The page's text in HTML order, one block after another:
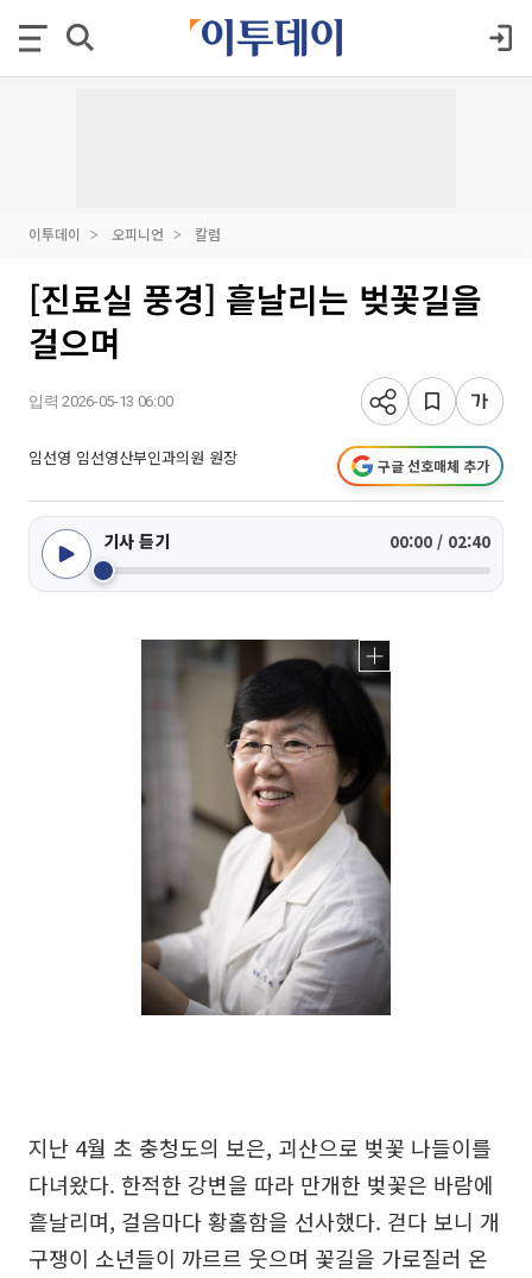
이투데이 오피니언 칼럼
[진료실 풍경] 흩날리는 벚꽃길을
걸으며
입력 2026-05-13 06:00
임선영 임선영산부인과의원 원장 구글 선호매체 추가
기사 듣기 00:00 / 02:40
지난 4월 초 충청도의 보은, 괴산으로 벚꽃 나들이를
다녀왔다. 한적한 강변을 따라 만개한 벚꽃은 바람에
흩날리며, 걸음마다 황홀함을 선사했다. 걷다 보니 개
구쟁이 소년들이 까르르 웃으며 꽃길을 가로질러 온